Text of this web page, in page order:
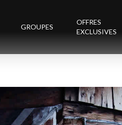
GROUPES
OFFRES
EXCLUSIVES